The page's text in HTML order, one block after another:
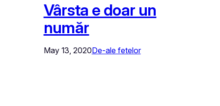
Vârsta e doar un
număr
May 13, 2020De-ale fetelor